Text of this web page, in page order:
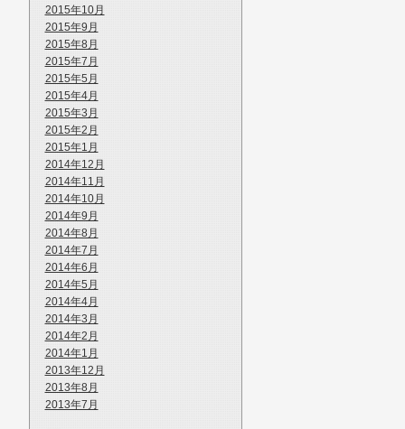
2015年10月
2015年9月
2015年8月
2015年7月
2015年5月
2015年4月
2015年3月
2015年2月
2015年1月
2014年12月
2014年11月
2014年10月
2014年9月
2014年8月
2014年7月
2014年6月
2014年5月
2014年4月
2014年3月
2014年2月
2014年1月
2013年12月
2013年8月
2013年7月